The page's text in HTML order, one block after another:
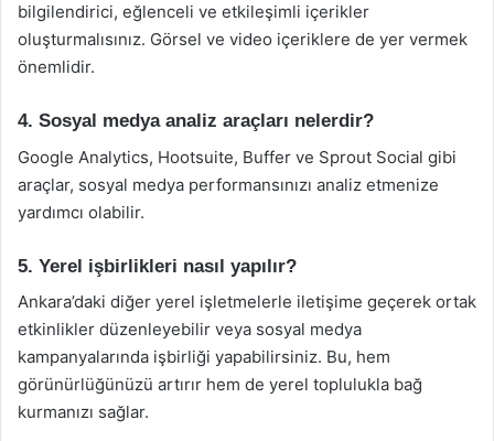
bilgilendirici, eğlenceli ve etkileşimli içerikler
oluşturmalısınız. Görsel ve video içeriklere de yer vermek
önemlidir.
4. Sosyal medya analiz araçları nelerdir?
Google Analytics, Hootsuite, Buffer ve Sprout Social gibi
araçlar, sosyal medya performansınızı analiz etmenize
yardımcı olabilir.
5. Yerel işbirlikleri nasıl yapılır?
Ankara’daki diğer yerel işletmelerle iletişime geçerek ortak
etkinlikler düzenleyebilir veya sosyal medya
kampanyalarında işbirliği yapabilirsiniz. Bu, hem
görünürlüğünüzü artırır hem de yerel toplulukla bağ
kurmanızı sağlar.